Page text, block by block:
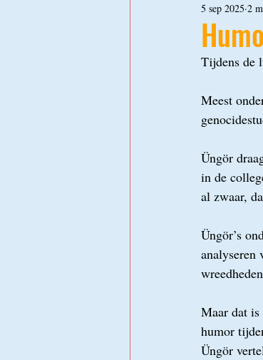
5 sep 2025 2
Tijdens de
Meest
Üngör
in de
al zwaar,
Üngör’s
analyseren
Maar dat
humor
Üngör